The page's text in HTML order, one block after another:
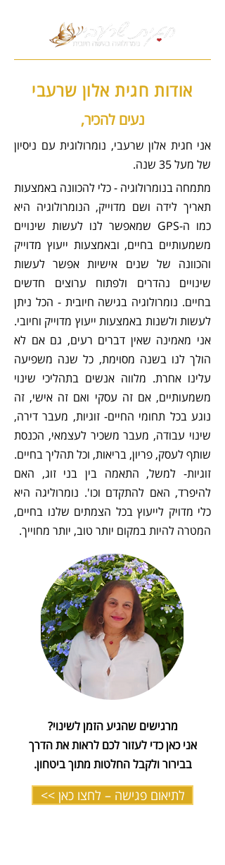
אודות חגית אלון שרעבי
נעים להכיר,
אני חגית אלון שרעבי, נומרולוגית עם ניסיון
של מעל 35 שנה.
מתמחה בנומרולוגיה - כלי להכוונה באמצעות
תאריך לידה ושם מדוייק, הנומרולוגיה היא
כמו ה-GPS שמאפשר לנו לעשות שינויים
משמעותיים בחיים, ובאמצעות ייעוץ מדוייק
והכוונה של שנים אישיות אפשר לעשות
שינויים נהדרים ולפתוח ערוצים חדשים
בחיים. נומרולוגיה בגישה חיובית - הכל ניתן
לעשות ולשנות באמצעות ייעוץ מדוייק וחיובי.
אני מאמינה שאין דברים רעים, גם אם לא
הולך לנו בשנה מסוימת, כל שנה משפיעה
עלינו אחרת. מלווה אנשים בתהליכי שינוי
משמעותיים, אם זה עסקי ואם זה אישי, זה
נוגע בכל תחומי החיים- זוגיות, מעבר דירה,
שינוי עבודה, מעבר משכיר לעצמאי, הכנסת
שותף לעסק, פריון, בריאות, וכל תהליך בחיים.
זוגיות- למשל, התאמה בין בני זוג, האם
להיפרד, האם להתקדם וכו'. נומרוליגה היא
כלי מדויק לייעוץ בכל הצמתים שלנו בחיים,
המטרה להיות במקום יותר טוב, יותר מחוייך.
מרגישים שהגיע הזמן לשינוי?
אני כאן כדי לעזור לכם לראות את הדרך
בבירור ולקבל החלטות מתוך ביטחון.
לתיאום פגישה – לחצו כאן >>